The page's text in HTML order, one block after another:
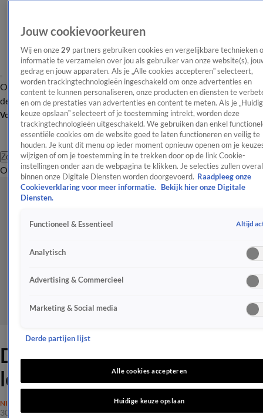
OverzichtAfleveringen Entertainment TV Algemeen
Tip
de redactieNieuwsbrief
Volg Shownieuws
Zoeken
OverzichtEntertainmentSpraakmakendRealityCrimeVideo's
De slimste mens-kijkers vol
lof over nieuwe kandidaat
NIEUWS
30 dec 2023, 16:25
Jouw cookievoorkeuren
Wij en onze 29 partners gebruiken cookies en vergelijkbare technieken
informatie te verzamelen over jou als gebruiker van onze website(s),
gedrag en jouw apparaten. Als je „Alle cookies accepteren” selecteert,
worden trackingtechnologieën ingeschakeld om onze advertenties en
content te kunnen personaliseren, onze producten en diensten te
en om de prestaties van advertenties en content te meten. Als je
keuze opslaan” selecteert of je toestemming intrekt, worden deze
trackingtechnologieën uitgeschakeld. We gebruiken dan enkel
essentiële cookies om de website goed te laten functioneren en veilig te
houden. Je kunt dit menu op ieder moment opnieuw openen om je
wijzigen of om je toestemming in te trekken door op de link Cookie-
instellingen onder aan de webpagina te klikken. Je selecties zullen overal
binnen onze Digitale Diensten worden doorgevoerd. Raadpleeg onze
Cookieverklaring voor meer informatie.
Bekijk hier onze Digitale
Diensten.
Functioneel & Essentieel Altijd
Analytisch
Advertising & Commercieel
Marketing & Social media
Derde partijen lijst
Alle cookies accepteren
Huidige keuze opslaan